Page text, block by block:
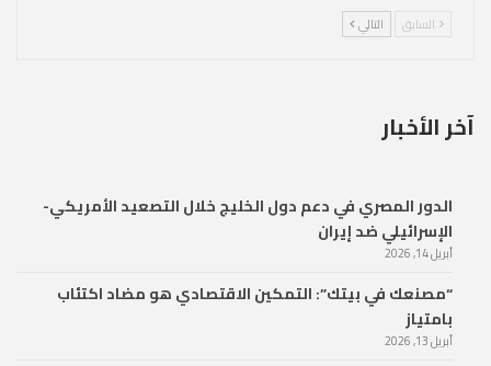
السابق التالي
آخر الأخبار
الدور المصري في دعم دول الخليج خلال التصعيد الأمريكي-
الإسرائيلي ضد إيران
أبريل 14, 2026
“مصنعك في بيتك”: التمكين الاقتصادي هو مضاد اكتئاب
بامتياز
أبريل 13, 2026